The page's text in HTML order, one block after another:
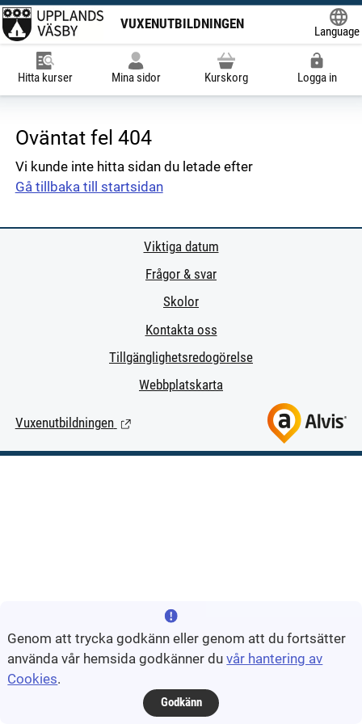
VUXENUTBILDNINGEN
Language
Hitta kurser Mina sidor Kurskorg Logga in
Oväntat fel 404
Vi kunde inte hitta sidan du letade efter
Gå tillbaka till startsidan
Viktiga datum
Frågor & svar
Skolor
Kontakta oss
Tillgänglighetsredogörelse
Webbplatskarta
Vuxenutbildningen (Länk till extern sida.)
Genom att trycka godkänn eller genom att du fortsätter
använda vår hemsida godkänner duvår hantering av
Cookies.
Godkänn